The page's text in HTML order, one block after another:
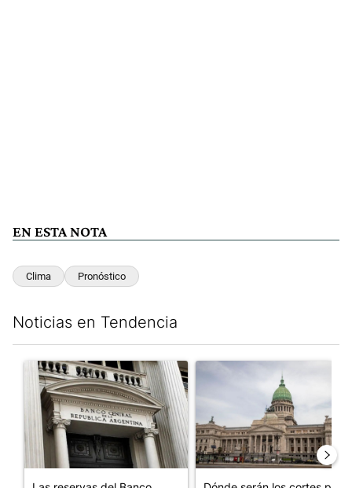
EN ESTA NOTA
Clima Pronóstico
Noticias en Tendencia
Un artículo de tendencia con el título "Las reservas del Banco
Un artículo de tendencia